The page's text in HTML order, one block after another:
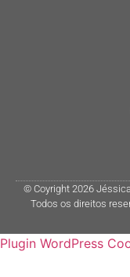
© Coyright 2026
Todos os direitos
Plugin WordPress